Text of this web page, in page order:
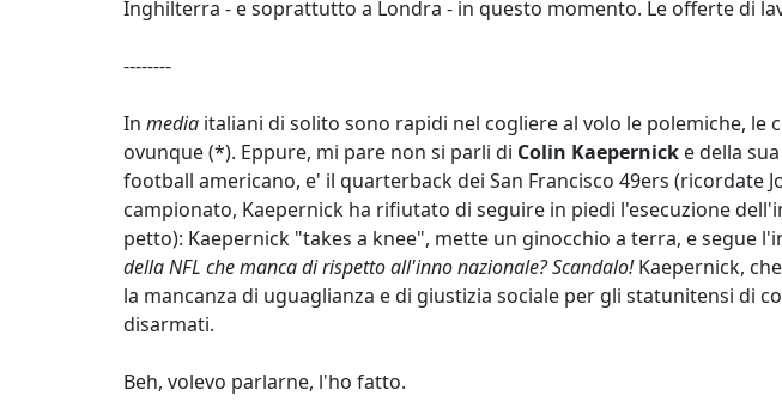
Inghilterra - e soprattutto a Londra - in questo momento. Le offerte di
--------
In media italiani di solito sono rapidi nel cogliere al volo le polemiche, le
ovunque (*). Eppure, mi pare non si parli di Colin Kaepernick e della
football americano, e' il quarterback dei San Francisco 49ers (ricordate
campionato, Kaepernick ha rifiutato di seguire in piedi l'esecuzione
petto): Kaepernick "takes a knee", mette un ginocchio a terra, e segue
della NFL che manca di rispetto all'inno nazionale? Scandalo!Kaepernick,
la mancanza di uguaglianza e di giustizia sociale per gli statunitensi di
disarmati.
Beh, volevo parlarne, l'ho fatto.